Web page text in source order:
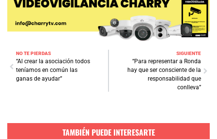
NO TE PIERDAS
“Al crear la asociación todos
teníamos en común las
ganas de ayudar”
SIGUIENTE
“Para representar a Ronda
hay que ser consciente de la
responsabilidad que
conlleva”
TAMBIÉN PUEDE INTERESARTE